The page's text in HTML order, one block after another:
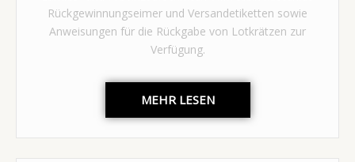
Rückgewinnungseimer und Versandetiketten sowie
Anweisungen für die Rückgabe von Lotkrätzen zur
Verfügung.
MEHR LESEN